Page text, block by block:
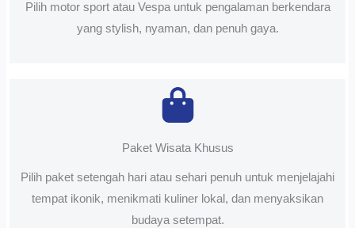
Pilih motor sport atau Vespa untuk pengalaman berkendara
yang stylish, nyaman, dan penuh gaya.
Paket Wisata Khusus
Pilih paket setengah hari atau sehari penuh untuk menjelajahi
tempat ikonik, menikmati kuliner lokal, dan menyaksikan
budaya setempat.